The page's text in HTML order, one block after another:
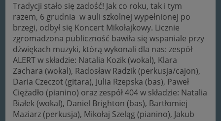
Tradycji stało się zadość! Jak co roku, tak i tym
razem, 6 grudnia w auli szkolnej wypełnionej po
brzegi, odbył się Koncert Mikołajkowy. Licznie
zgromadzona publiczność bawiła się wspaniale przy
dźwiękach muzyki, którą wykonali dla nas: zespół
ALERT w składzie: Natalia Kozik (wokal), Klara
Zachara (wokal), Radosław Radzik (perkusja/cajon),
Daria Czeczot (gitara), Julia Rzepska (bas), Paweł
Ciężadło (pianino) oraz zespół 404 w składzie: Natalia
Białek (wokal), Daniel Brighton (bas), Bartłomiej
Maziarz (perkusja), Mikołaj Szeląg (pianino), Jakub